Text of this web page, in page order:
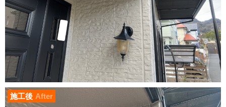
施工後 After